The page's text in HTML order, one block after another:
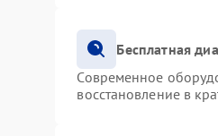
Бесплатная
Современное
восстановление в